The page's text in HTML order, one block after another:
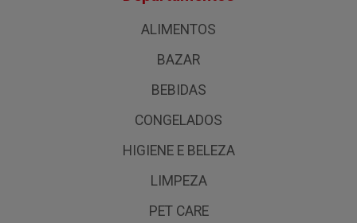
ALIMENTOS
BAZAR
BEBIDAS
CONGELADOS
HIGIENE E BELEZA
LIMPEZA
PET CARE